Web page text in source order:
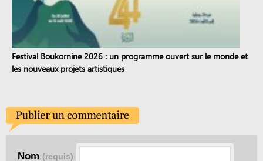
Festival Boukornine 2026 : un programme ouvert sur le monde et
les nouveaux projets artistiques
Nom (requis)